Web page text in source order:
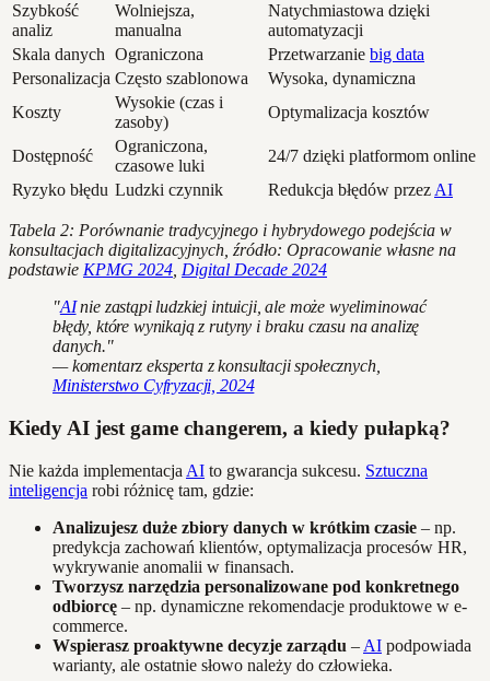
Szybkość
analiz
Wolniejsza,
manualna
Natychmiastowa dzięki
automatyzacji
Skala danych Ograniczona Przetwarzanie big data
Personalizacja Często szablonowa
Wysoka, dynamiczna
Koszty
Wysokie (czas i
zasoby)
Optymalizacja kosztów
Dostępność
Ograniczona,
czasowe luki
24/7 dzięki platformom online
Ryzyko błędu Ludzki czynnik Redukcja błędów przez AI
Tabela 2: Porównanie tradycyjnego i hybrydowego podejścia w
konsultacjach digitalizacyjnych, źródło: Opracowanie własne na
podstawie KPMG 2024 Digital Decade 2024
"AInie zastąpi ludzkiej intuicji, ale może wyeliminować
błędy, które wynikają z rutyny i braku czasu na analizę
danych."
— komentarz eksperta z konsultacji społecznych,
Ministerstwo Cyfryzacji, 2024
Kiedy AI jest game changerem, a kiedy pułapką?
Nie każda implementacja AI to gwarancja sukcesu. Sztuczna
inteligencja robi różnicę tam, gdzie:
Analizujesz duże zbiory danych w krótkim czasie – np.
predykcja zachowań klientów, optymalizacja procesów HR,
wykrywanie anomalii w finansach.
Tworzysz narzędzia personalizowane pod konkretnego
odbiorcę – np. dynamiczne rekomendacje produktowe w e-
commerce.
Wspierasz proaktywne decyzje zarządu – AI podpowiada
warianty, ale ostatnie słowo należy do człowieka.